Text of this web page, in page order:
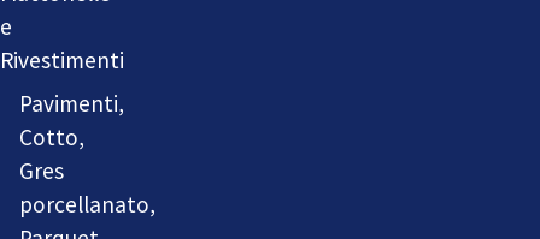
e
Rivestimenti
Pavimenti,
Cotto,
Gres
porcellanato,